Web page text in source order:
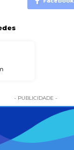
- PUBLICIDADE -